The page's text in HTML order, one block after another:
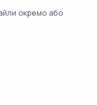
окремо або